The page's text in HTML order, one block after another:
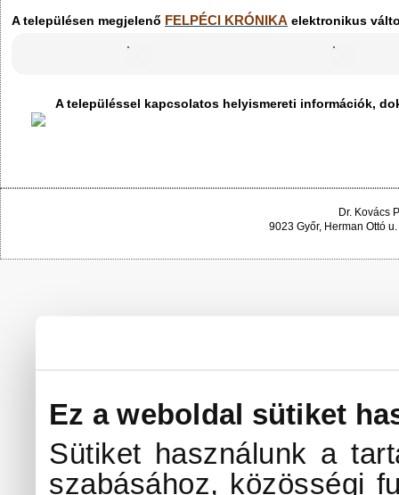
Ez a weboldal sütiket
Sütiket használunk a
szabásához, közösségi
A településen megjelenő FELPÉCI KRÓNIKA elektronikus
A településsel kapcsolatos helyismereti információk,
Dr. Kovács
9023 Győr, Herman Ottó